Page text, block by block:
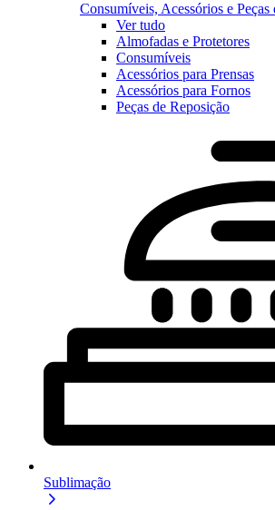
Consumíveis, Acessórios e Peças
Ver tudo
Almofadas e Protetores
Consumíveis
Acessórios para Prensas
Acessórios para Fornos
Peças de Reposição
Sublimação